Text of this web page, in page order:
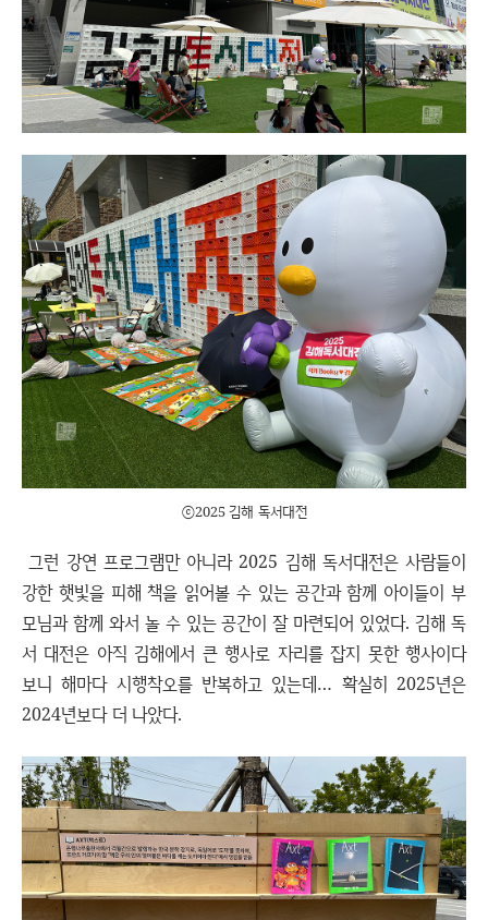
ⓒ2025 김해 독서대전
그런 강연 프로그램만 아니라 2025 김해 독서대전은 사람들이
강한 햇빛을 피해 책을 읽어볼 수 있는 공간과 함께 아이들이 부
모님과 함께 와서 놀 수 있는 공간이 잘 마련되어 있었다. 김해 독
서 대전은 아직 김해에서 큰 행사로 자리를 잡지 못한 행사이다
보니 해마다 시행착오를 반복하고 있는데… 확실히 2025년은
2024년보다 더 나았다.